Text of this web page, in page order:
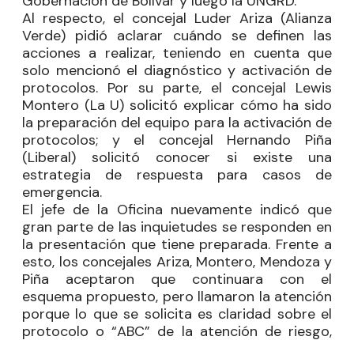
Al respecto, el concejal Luder Ariza (Alianza
Verde) pidió aclarar cuándo se definen las
acciones a realizar, teniendo en cuenta que
solo mencionó el diagnóstico y activación de
protocolos. Por su parte, el concejal Lewis
Montero (La U) solicitó explicar cómo ha sido
la preparación del equipo para la activación de
protocolos; y el concejal Hernando Piña
(Liberal) solicitó conocer si existe una
estrategia de respuesta para casos de
emergencia.
El jefe de la Oficina nuevamente indicó que
gran parte de las inquietudes se responden en
la presentación que tiene preparada. Frente a
esto, los concejales Ariza, Montero, Mendoza y
Piña aceptaron que continuara con el
esquema propuesto, pero llamaron la atención
porque lo que se solicita es claridad sobre el
protocolo o “ABC” de la atención de riesgo,